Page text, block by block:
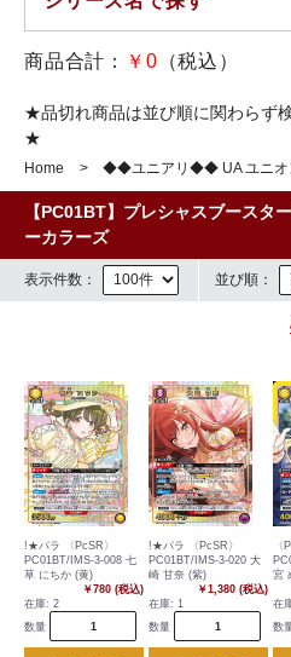
商品合計： ￥0 （税込）
★品切れ商品は並び順に関わらず
★
Home ◆◆ユニアリ◆◆ UA ユニオ
【PC01BT】プレシャスブースタ
ーカラーズ
表示件数： 並び順：
!★パラ 〈PcSR〉
PC01BT/IMS-3-008 七
草 にちか (黄)
￥780 (税込)
在庫: 2
数量
!★パラ 〈PcSR〉
PC01BT/IMS-3-020 大
崎 甘奈 (紫)
￥1,380 (税込)
在庫: 1
数量
〈
宮
在
数